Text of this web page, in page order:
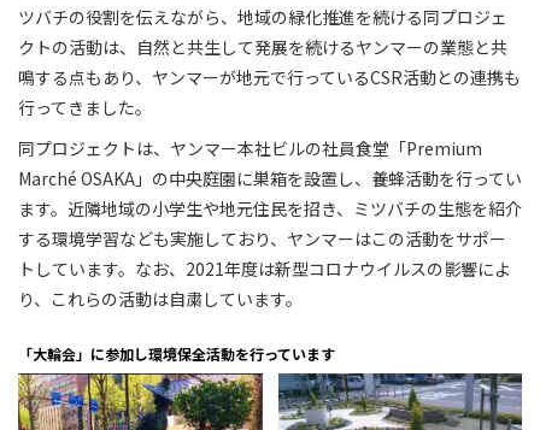
ツバチの役割を伝えながら、地域の緑化推進を続ける同プロジェ
クトの活動は、自然と共生して発展を続けるヤンマーの業態と共
鳴する点もあり、ヤンマーが地元で行っているCSR活動との連携も
行ってきました。
同プロジェクトは、ヤンマー本社ビルの社員食堂「Premium
Marché OSAKA」の中央庭園に巣箱を設置し、養蜂活動を行ってい
ます。近隣地域の小学生や地元住民を招き、ミツバチの生態を紹介
する環境学習なども実施しており、ヤンマーはこの活動をサポー
トしています。なお、2021年度は新型コロナウイルスの影響によ
り、これらの活動は自粛しています。
「大輪会」に参加し環境保全活動を行っています